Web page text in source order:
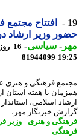
افتتاح مجتمع
وزیر ارشاد در
-سیاسی-
81944099
فرهنگی و هنری
با هفته استان
اسلامی، استاندار و
خبرنگار مهر، ...
و هنری- وزیر